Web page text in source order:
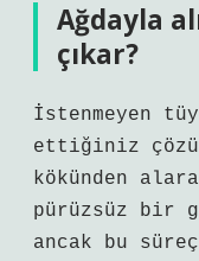
Ağdayla
çıkar?
İstenmeyen
ettiğiniz
kökünden
pürüzsüz bir
ancak bu